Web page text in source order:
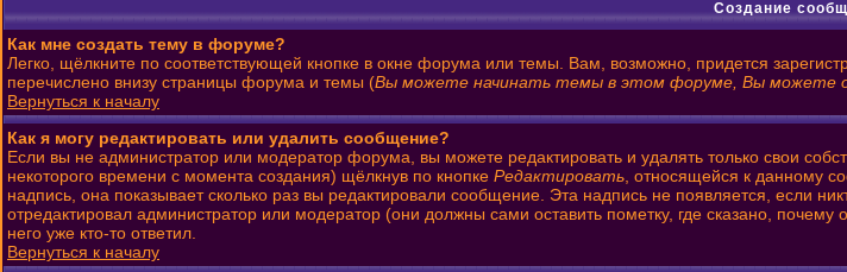
Создание
Как мне создать тему в форуме?
Легко, щёлкните по соответствующей кнопке в окне форума или темы. Вам, возможно, придется
перечислено внизу страницы форума и темы (Вы можете начинать темы в этом форуме, Вы можете
Вернуться к началу
Как я могу редактировать или удалить сообщение?
Если вы не администратор или модератор форума, вы можете редактировать и удалять только свои
некоторого времени с момента создания) щёлкнув по кнопке Редактировать , относящейся к данному
надпись, она показывает сколько раз вы редактировали сообщение. Эта надпись не появляется, если
отредактировал администратор или модератор (они должны сами оставить пометку, где сказано,
него уже кто-то ответил.
Вернуться к началу